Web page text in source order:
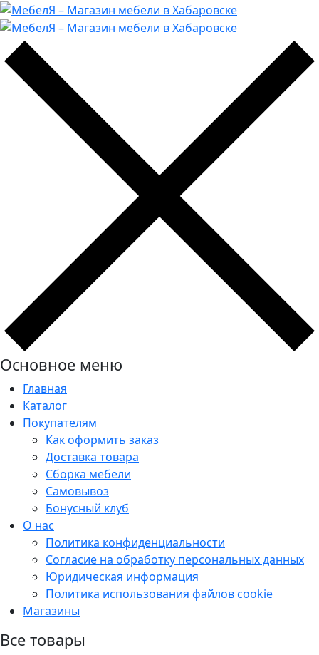
Основное меню
Главная
Каталог
Покупателям
Как оформить заказ
Доставка товара
Сборка мебели
Самовывоз
Бонусный клуб
О нас
Политика конфиденциальности
Согласие на обработку персональных данных
Юридическая информация
Политика использования файлов cookie
Магазины
Все товары